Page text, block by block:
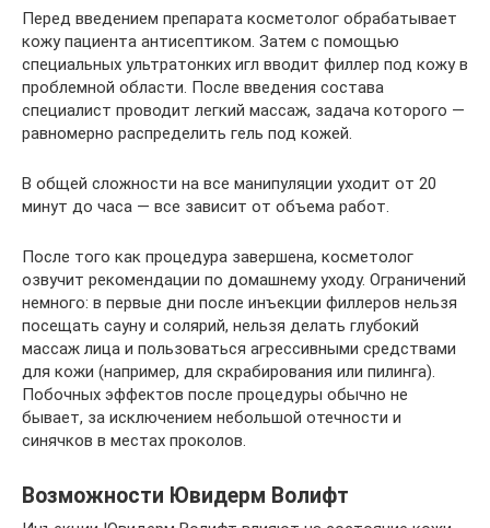
Перед введением препарата косметолог обрабатывает
кожу пациента антисептиком. Затем с помощью
специальных ультратонких игл вводит филлер под кожу в
проблемной области. После введения состава
специалист проводит легкий массаж, задача которого —
равномерно распределить гель под кожей.
В общей сложности на все манипуляции уходит от 20
минут до часа — все зависит от объема работ.
После того как процедура завершена, косметолог
озвучит рекомендации по домашнему уходу. Ограничений
немного: в первые дни после инъекции филлеров нельзя
посещать сауну и солярий, нельзя делать глубокий
массаж лица и пользоваться агрессивными средствами
для кожи (например, для скрабирования или пилинга).
Побочных эффектов после процедуры обычно не
бывает, за исключением небольшой отечности и
синячков в местах проколов.
Возможности Ювидерм Волифт